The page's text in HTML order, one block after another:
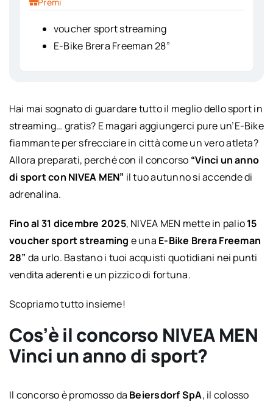
voucher sport streaming
E-Bike Brera Freeman 28”
Hai mai sognato di guardare tutto il meglio dello sport in
streaming… gratis? E magari aggiungerci pure un’E-Bike
fiammante per sfrecciare in città come un vero atleta?
Allora preparati, perché con il concorso “Vinci un anno
di sport con NIVEA MEN” il tuo autunno si accende di
adrenalina.
Fino al 31 dicembre 2025, NIVEA MEN mette in palio15
voucher sport streaming e una E-Bike Brera Freeman
28” da urlo. Bastano i tuoi acquisti quotidiani nei punti
vendita aderenti e un pizzico di fortuna.
Scopriamo tutto insieme!
Cos’è il concorso NIVEA MEN
Vinci un anno di sport?
Il concorso è promosso da Beiersdorf SpA, il colosso